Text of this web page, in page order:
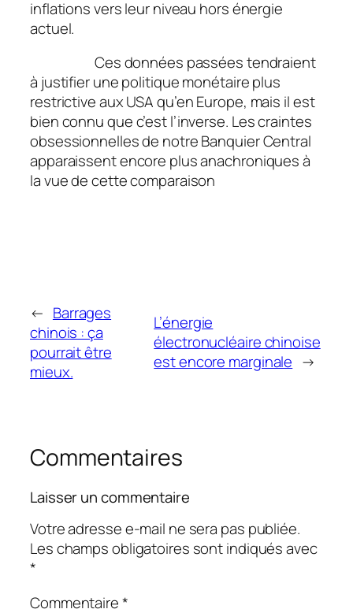
inflations vers leur niveau hors énergie
actuel.
Ces données passées tendraient
à justifier une politique monétaire plus
restrictive aux USA qu’en Europe, mais il est
bien connu que c’est l’inverse. Les craintes
obsessionnelles de notre Banquier Central
apparaissent encore plus anachroniques à
la vue de cette comparaison
← Barrages
chinois : ça
pourrait être
mieux.
L’énergie
électronucléaire chinoise
est encore marginale →
Commentaires
Laisser un commentaire
Votre adresse e-mail ne sera pas publiée.
Les champs obligatoires sont indiqués avec
*
Commentaire*